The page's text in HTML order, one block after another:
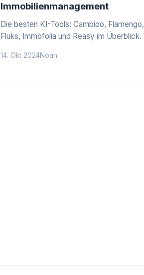
Immobilienmanagement
Die besten KI-Tools: Cambioo, Flamengo,
Fluks, Immofolia und Reasy im Überblick.
14. Okt 2024Noah